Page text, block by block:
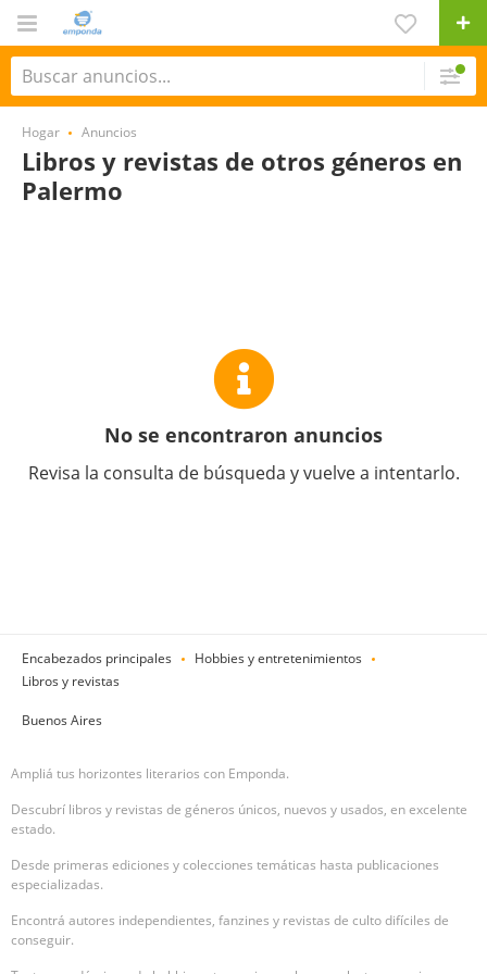
Hogar Anuncios
Libros y revistas de otros géneros en
Palermo
No se encontraron anuncios
Revisa la consulta de búsqueda y vuelve a intentarlo.
Encabezados principales
Hobbies y entretenimientos
Libros y revistas
Buenos Aires
Ampliá tus horizontes literarios con Emponda.
Descubrí libros y revistas de géneros únicos, nuevos y usados, en excelente
estado.
Desde primeras ediciones y colecciones temáticas hasta publicaciones
especializadas.
Encontrá autores independientes, fanzines y revistas de culto difíciles de
conseguir.